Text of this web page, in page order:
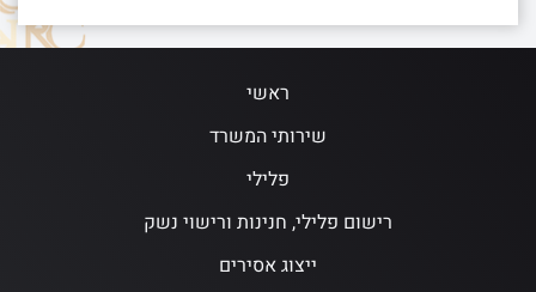
ראשי
שירותי המשרד
פלילי
רישום פלילי, חנינות ורישוי נשק
ייצוג אסירים